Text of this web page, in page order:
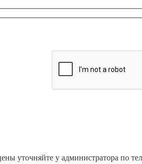
уточняйте у администратора по